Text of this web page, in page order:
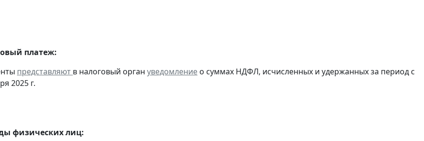
платеж:
представляют в налоговый орган уведомление о суммах НДФЛ, исчисленных и удержанных за период с
2025 г.
физических лиц: